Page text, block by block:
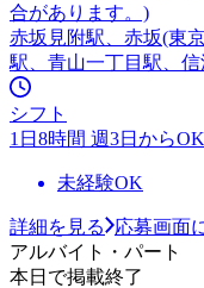
合があります。)
赤坂見附駅、赤坂(東
駅、青山一丁目駅、
シフト
1日8時間 週3日からOK
未経験OK
詳細を見る
応募画面
アルバイト・パート
本日で掲載終了